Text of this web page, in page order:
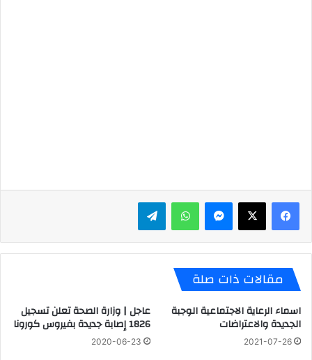
ماسنجر واتساب تيلقرام
مقالات ذات صلة
اسماء الرعاية الاجتماعية الوجبة
الجديدة والاعتراضات
2021-07-26
عاجل | وزارة الصحة تعلن تسجيل
1826 إصابة جديدة بفيروس كورونا
2020-06-23